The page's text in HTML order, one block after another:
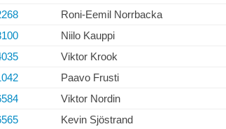
Roni-Eemil Norrbacka
Niilo Kauppi
Viktor Krook
Paavo Frusti
Viktor Nordin
Kevin Sjöstrand